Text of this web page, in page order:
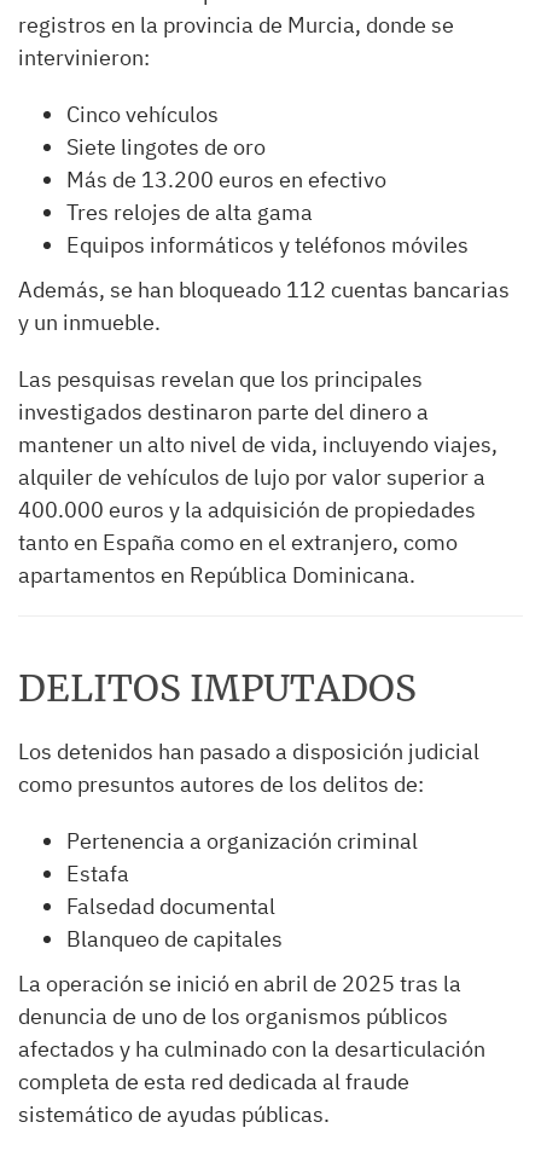
registros en la provincia de Murcia, donde se
intervinieron:
Cinco vehículos
Siete lingotes de oro
Más de 13.200 euros en efectivo
Tres relojes de alta gama
Equipos informáticos y teléfonos móviles
Además, se han bloqueado 112 cuentas bancarias
y un inmueble.
Las pesquisas revelan que los principales
investigados destinaron parte del dinero a
mantener un alto nivel de vida, incluyendo viajes,
alquiler de vehículos de lujo por valor superior a
400.000 euros y la adquisición de propiedades
tanto en España como en el extranjero, como
apartamentos en República Dominicana.
DELITOS IMPUTADOS
Los detenidos han pasado a disposición judicial
como presuntos autores de los delitos de:
Pertenencia a organización criminal
Estafa
Falsedad documental
Blanqueo de capitales
La operación se inició en abril de 2025 tras la
denuncia de uno de los organismos públicos
afectados y ha culminado con la desarticulación
completa de esta red dedicada al fraude
sistemático de ayudas públicas.